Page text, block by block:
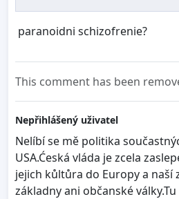
paranoidni schizofrenie?
This comment has been
Nepřihlášený uživatel
Nelíbí se mě politika
USA.Ćeská vláda je zcela
jejich kůltůra do Europy a naší
základny ani občanské